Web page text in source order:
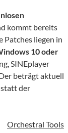
kommt bereits
Patches liegen in
10 oder
SINEplayer
beträgt aktuell
statt der
Orchestral Tools